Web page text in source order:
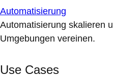
Automatisierung
Automatisierung skalieren
Umgebungen vereinen.
Use Cases